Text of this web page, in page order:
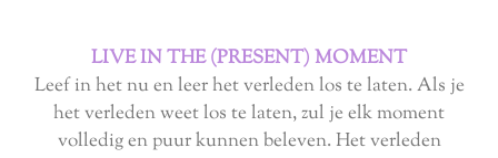
LIVE IN THE (PRESENT) MOMENT
Leef in het nu en leer het verleden los te laten. Als je
het verleden weet los te laten, zul je elk moment
volledig en puur kunnen beleven. Het verleden